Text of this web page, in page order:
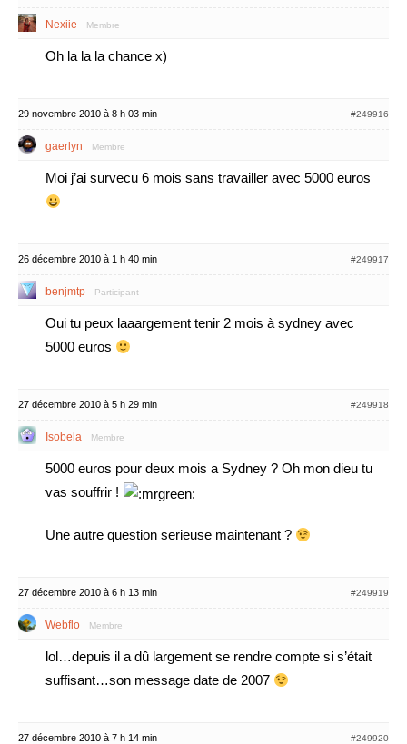
Nexiie Membre
Oh la la la chance x)
29 novembre 2010 à 8 h 03 min #249916
gaerlyn Membre
Moi j’ai survecu 6 mois sans travailler avec 5000 euros
26 décembre 2010 à 1 h 40 min #249917
benjmtp Participant
Oui tu peux laaargement tenir 2 mois à sydney avec
5000 euros
27 décembre 2010 à 5 h 29 min #249918
Isobela Membre
5000 euros pour deux mois a Sydney ? Oh mon dieu tu
vas souffrir !
Une autre question serieuse maintenant ?
27 décembre 2010 à 6 h 13 min #249919
Webflo Membre
lol…depuis il a dû largement se rendre compte si s’était
suffisant…son message date de 2007
27 décembre 2010 à 7 h 14 min #249920